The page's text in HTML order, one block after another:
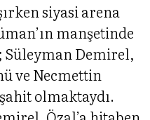
siyasi arena
manşetinde
Süleyman Demirel,
ve Necmettin
olmaktaydı.